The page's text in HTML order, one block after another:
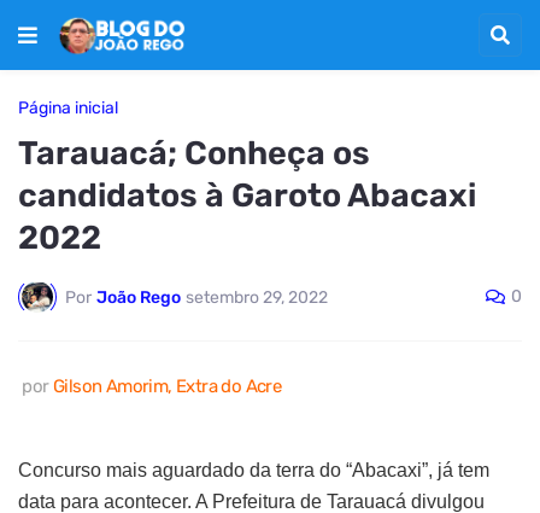
Página inicial
Tarauacá; Conheça os
candidatos à Garoto Abacaxi
2022
Por João Rego setembro 29, 2022 0
por Gilson Amorim, Extra do Acre
Concurso mais aguardado da terra do “Abacaxi”, já tem
data para acontecer. A Prefeitura de Tarauacá divulgou